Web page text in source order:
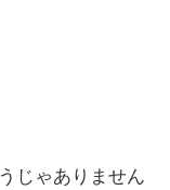
じゃありません